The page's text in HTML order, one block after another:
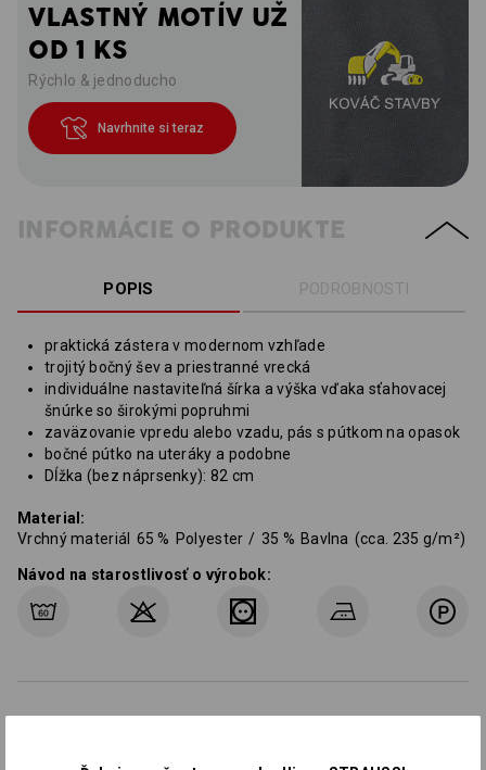
Rýchlo & jednoducho
VLASTNÝ MOTÍV UŽ
OD 1 KS
Navrhnite si teraz
INFORMÁCIE O PRODUKTE
POPIS PODROBNOSTI
praktická zástera v modernom vzhľade
trojitý bočný šev a priestranné vrecká
individuálne nastaviteľná šírka a výška vďaka sťahovacej
šnúrke so širokými popruhmi
zaväzovanie vpredu alebo vzadu, pás s pútkom na opasok
bočné pútko na uteráky a podobne
Dĺžka (bez náprsenky): 82 cm
Material:
Vrchný materiál
65 % Polyester / 35 % Bavlna (cca. 235 g/m²)
Návod na starostlivosť o výrobok:
Prispôsobenie: